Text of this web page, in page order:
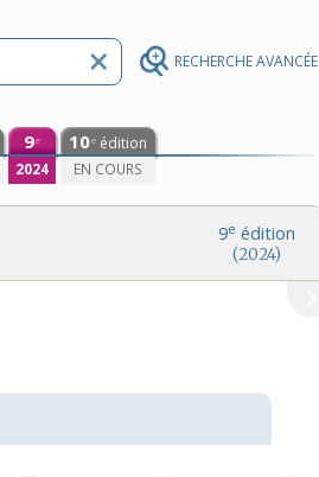
RECHERCHE AVANCÉE
9e
2024
10e édition
EN COURS
9e édition
(2024)